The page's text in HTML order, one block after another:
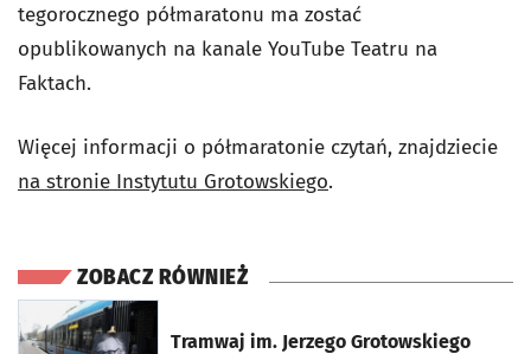
tegorocznego półmaratonu ma zostać
opublikowanych na kanale YouTube Teatru na
Faktach.
Więcej informacji o półmaratonie czytań, znajdziecie
na stronie Instytutu Grotowskiego.
ZOBACZ RÓWNIEŻ
Tramwaj im. Jerzego Grotowskiego
otworzy się w nowej karcie